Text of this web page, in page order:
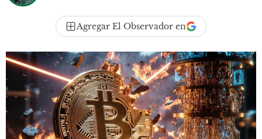
Agregar El Observador en